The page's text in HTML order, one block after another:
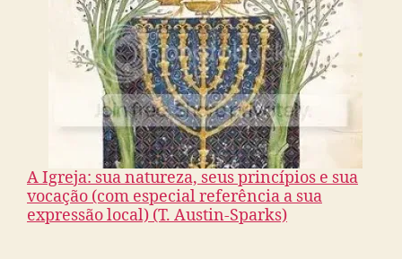
A Igreja: sua natureza, seus princípios e sua
vocação (com especial referência a sua
expressão local) (T. Austin-Sparks)